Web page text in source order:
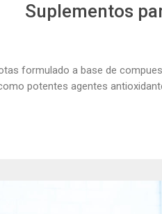
Suplementos
formulado a base de
potentes agentes